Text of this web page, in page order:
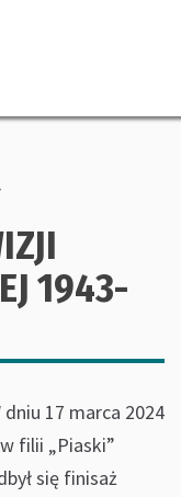
1943-
dniu 17 marca 2024
filii „Piaski”
się finisaż